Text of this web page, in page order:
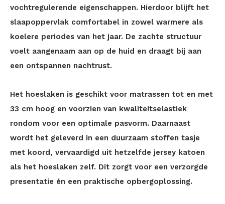
vochtregulerende eigenschappen. Hierdoor blijft het
slaapoppervlak comfortabel in zowel warmere als
koelere periodes van het jaar. De zachte structuur
voelt aangenaam aan op de huid en draagt bij aan
een ontspannen nachtrust.
Het hoeslaken is geschikt voor matrassen tot en met
33 cm hoog en voorzien van kwaliteitselastiek
rondom voor een optimale pasvorm. Daarnaast
wordt het geleverd in een duurzaam stoffen tasje
met koord, vervaardigd uit hetzelfde jersey katoen
als het hoeslaken zelf. Dit zorgt voor een verzorgde
presentatie én een praktische opbergoplossing.